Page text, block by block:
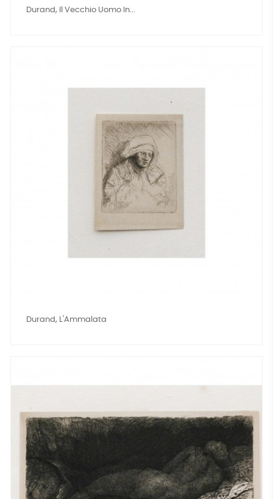
Durand, Il Vecchio Uomo In...
Durand, L'Ammalata